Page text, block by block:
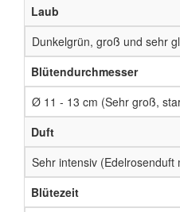
Laub
Dunkelgrün, groß und sehr
Blütendurchmesser
Ø 11 - 13 cm (Sehr groß,
Duft
Sehr intensiv (Edelrosenduft
Blütezeit